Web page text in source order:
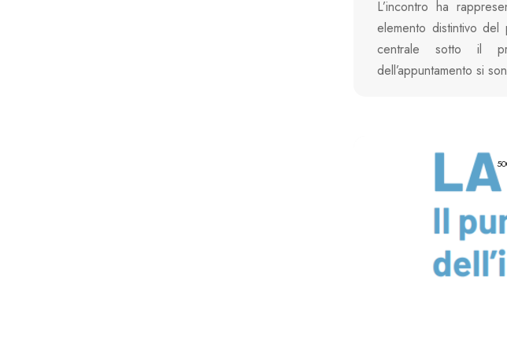
L’incontro ha
elemento distintivo
centrale sotto il
dell’appuntamento si